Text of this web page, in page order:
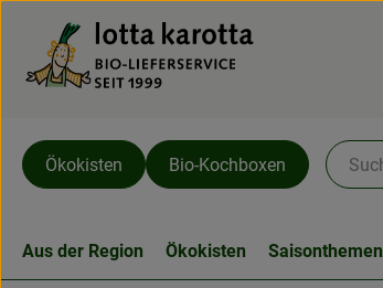
Ökokisten Bio-Kochboxen
Aus der Region Ökokisten Saisonthemen